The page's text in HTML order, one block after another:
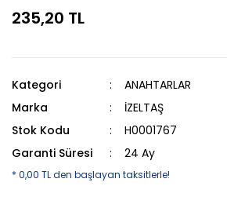
235,20 TL
Kategori
ANAHTARLAR
Marka
İZELTAŞ
Stok Kodu
H0001767
Garanti Süresi
24 Ay
* 0,00 TL den başlayan taksitlerle!